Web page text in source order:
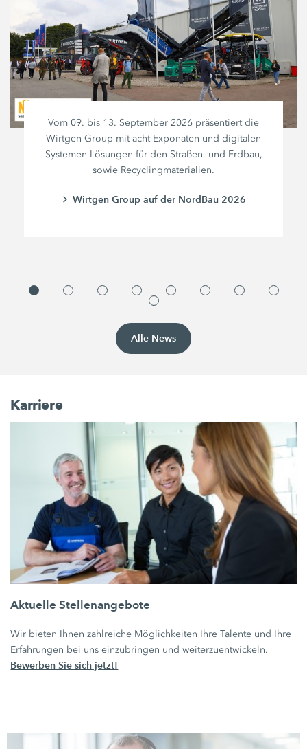
Vom 09. bis 13. September 2026 präsentiert die
Wirtgen Group mit acht Exponaten und digitalen
Systemen Lösungen für den Straßen- und Erdbau,
sowie Recyclingmaterialien.
Wirtgen Group auf der NordBau 2026
Alle News
Karriere
Aktuelle Stellenangebote
Wir bieten Ihnen zahlreiche Möglichkeiten Ihre Talente und Ihre
Erfahrungen bei uns einzubringen und weiterzuentwickeln.
Bewerben Sie sich jetzt!